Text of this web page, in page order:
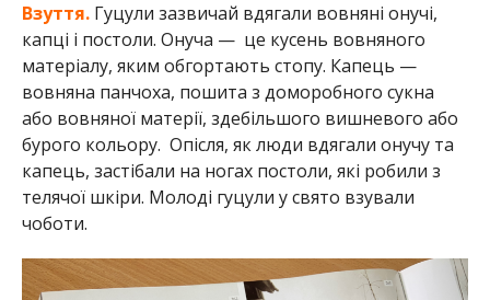
Взуття.Гуцули зазвичай вдягали вовняні онучі,
капці і постоли. Онуча — це кусень вовняного
матеріалу, яким обгортають стопу. Капець —
вовняна панчоха, пошита з доморобного сукна
або вовняної матерії, здебільшого вишневого або
бурого кольору. Опісля, як люди вдягали онучу та
капець, застібали на ногах постоли, які робили з
телячої шкіри. Молоді гуцули у свято взували
чоботи.